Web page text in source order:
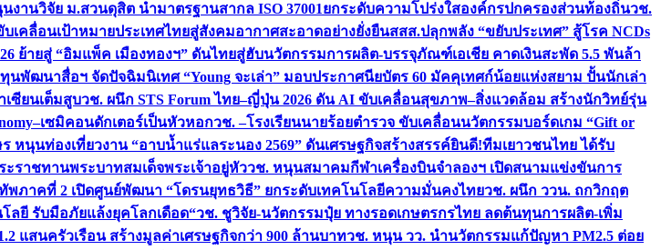
งานวิจัย ม.สวนดุสิต นำมาตรฐานสากล ISO 37001ยกระดับความโปร่งใสองค์กรปกครองส่วนท้องถิ่นวช.
คลื่อนเป้าหมายประเทศไทยสู่สังคมอากาศสะอาดอย่างยั่งยืนสสส.ปลุกพลัง “ขยับประเทศ” สู้โรค NCDs
ย้ายสู่ “อิมแพ็ค เมืองทองฯ” ดันไทยสู่ฮับนวัตกรรมการผลิต-บรรจุภัณฑ์เอเชีย คาดเงินสะพัด 5.5 พันล้า
นพัฒนาสื่อฯ จัดปัจฉิมนิเทศ “Young จะเล่า” มอบประกาศนียบัตร 60 มัคคุเทศก์น้อยแห่งสยาม ปั้นนักเล่า
ซียนเต็มสูบวช. ผนึก STS Forum ไทย–ญี่ปุ่น 2026 ดัน AI ขับเคลื่อนสุขภาพ–สิ่งแวดล้อม สร้างนักวิทย์รุ่น
เซมิคอนดักเตอร์เป็นหัวหอกวช. –โรงเรียนนายร้อยตำรวจ ขับเคลื่อนนวัตกรรมบอร์ดเกม “Gift or
หนุนท่องเที่ยวงาน “อาบน้ำแร่แลระนอง 2569” ดันเศรษฐกิจสร้างสรรค์ยินดี!ทีมเยาวชนไทย ได้รับ
ราชทานพระบาทสมเด็จพระเจ้าอยู่หัววช. หนุนสมาคมกีฬาเครื่องบินจำลองฯ เปิดสนามแข่งขันการ
พภาคที่ 2 เปิดศูนย์พัฒนา “โดรนยุทธวิธี” ยกระดับเทคโนโลยีความมั่นคงไทยวช. ผนึก ววน. ถกวิกฤต
โลยี รับมือภัยแล้งยุคโลกเดือด“วช. ชูวิจัย-นวัตกรรมปุ๋ย ทางรอดเกษตรกรไทย ลดต้นทุนการผลิต-เพิ่ม
แสนครัวเรือน สร้างมูลค่าเศรษฐกิจกว่า 900 ล้านบาทวช. หนุน วว. นำนวัตกรรมแก้ปัญหา PM2.5 ต่อย